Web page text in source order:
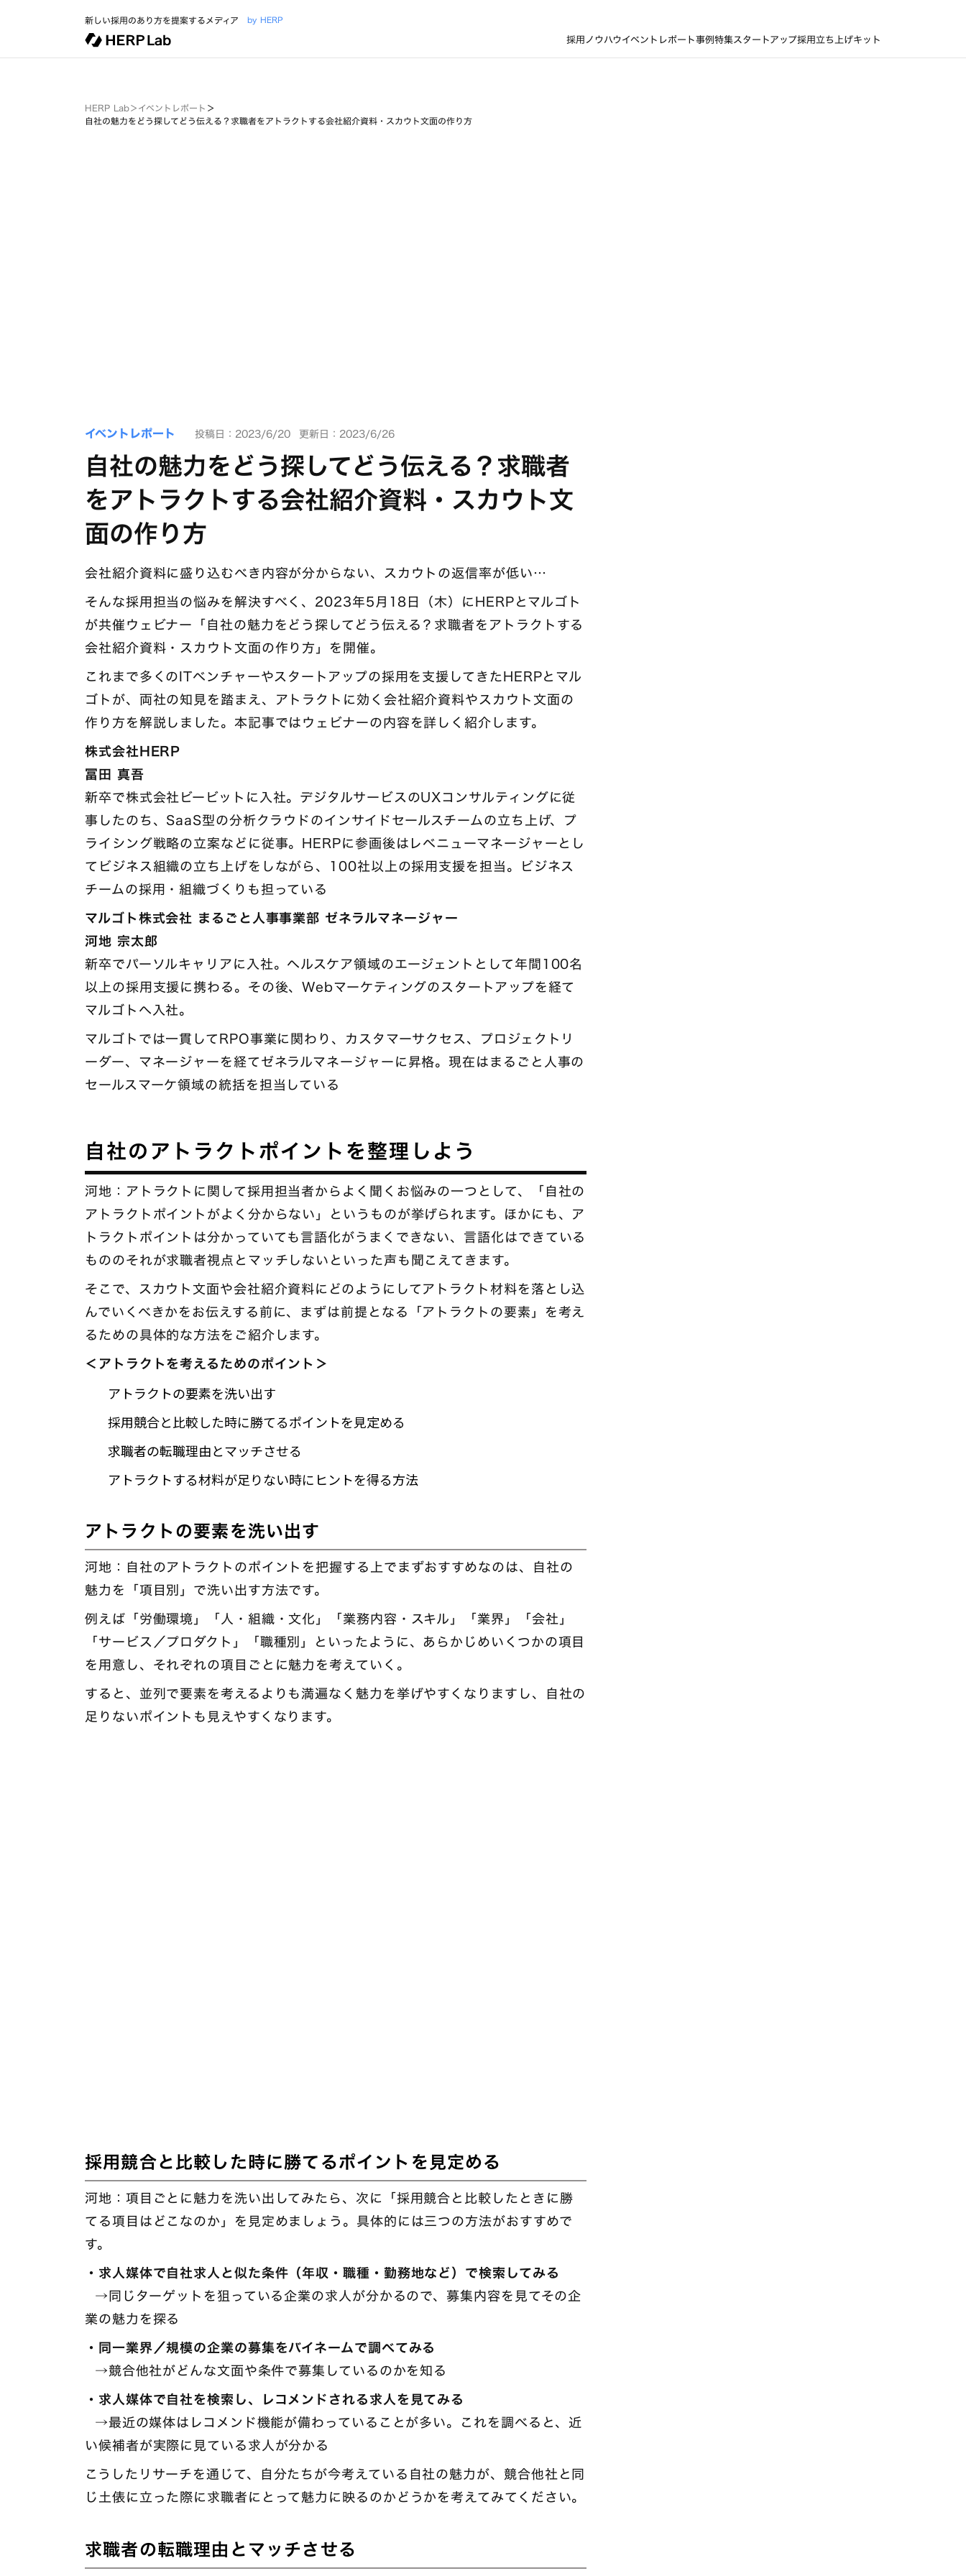
新しい採用のあり方を提案するメディア by HERP
採用ノウハウイベントレポート事例特集スタートアップ採用立ち上げキット
HERP Lab＞イベントレポート ＞
自社の魅力をどう探してどう伝える？求職者をアトラクトする会社紹介資料・スカウト文面の作り方
イベントレポート 投稿日：2023/6/20 更新日：2023/6/26
自社の魅力をどう探してどう伝える？求職者
をアトラクトする会社紹介資料・スカウト文
面の作り方
会社紹介資料に盛り込むべき内容が分からない、スカウトの返信率が低い…
そんな採用担当の悩みを解決すべく、2023年5月18日（木）にHERPとマルゴト
が共催ウェビナー「自社の魅力をどう探してどう伝える？求職者をアトラクトする
会社紹介資料・スカウト文面の作り方」を開催。
これまで多くのITベンチャーやスタートアップの採用を支援してきたHERPとマル
ゴトが、両社の知見を踏まえ、アトラクトに効く会社紹介資料やスカウト文面の
作り方を解説しました。本記事ではウェビナーの内容を詳しく紹介します。
株式会社HERP
冨田 真吾
新卒で株式会社ビービットに入社。デジタルサービスのUXコンサルティングに従
事したのち、SaaS型の分析クラウドのインサイドセールスチームの立ち上げ、プ
ライシング戦略の立案などに従事。HERPに参画後はレベニューマネージャーとし
てビジネス組織の立ち上げをしながら、100社以上の採用支援を担当。ビジネス
チームの採用・組織づくりも担っている
マルゴト株式会社 まるごと人事事業部 ゼネラルマネージャー
河地 宗太郎
新卒でパーソルキャリアに入社。ヘルスケア領域のエージェントとして年間100名
以上の採用支援に携わる。その後、Webマーケティングのスタートアップを経て
マルゴトへ入社。
マルゴトでは一貫してRPO事業に関わり、カスタマーサクセス、プロジェクトリ
ーダー、マネージャーを経てゼネラルマネージャーに昇格。現在はまるごと人事の
セールスマーケ領域の統括を担当している
自社のアトラクトポイントを整理しよう
河地：アトラクトに関して採用担当者からよく聞くお悩みの一つとして、「自社の
アトラクトポイントがよく分からない」というものが挙げられます。ほかにも、ア
トラクトポイントは分かっていても言語化がうまくできない、言語化はできている
もののそれが求職者視点とマッチしないといった声も聞こえてきます。
そこで、スカウト文面や会社紹介資料にどのようにしてアトラクト材料を落とし込
んでいくべきかをお伝えする前に、まずは前提となる「アトラクトの要素」を考え
るための具体的な方法をご紹介します。
＜アトラクトを考えるためのポイント＞
アトラクトの要素を洗い出す
採用競合と比較した時に勝てるポイントを見定める
求職者の転職理由とマッチさせる
アトラクトする材料が足りない時にヒントを得る方法
アトラクトの要素を洗い出す
河地：自社のアトラクトのポイントを把握する上でまずおすすめなのは、自社の
魅力を「項目別」で洗い出す方法です。
例えば「労働環境」「人・組織・文化」「業務内容・スキル」「業界」「会社」
「サービス／プロダクト」「職種別」といったように、あらかじめいくつかの項目
を用意し、それぞれの項目ごとに魅力を考えていく。
すると、並列で要素を考えるよりも満遍なく魅力を挙げやすくなりますし、自社の
足りないポイントも見えやすくなります。
採用競合と比較した時に勝てるポイントを見定める
河地：項目ごとに魅力を洗い出してみたら、次に「採用競合と比較したときに勝
てる項目はどこなのか」を見定めましょう。具体的には三つの方法がおすすめで
す。
・求人媒体で自社求人と似た条件（年収・職種・勤務地など）で検索してみる
→同じターゲットを狙っている企業の求人が分かるので、募集内容を見てその企
業の魅力を探る
・同一業界／規模の企業の募集をバイネームで調べてみる
→競合他社がどんな文面や条件で募集しているのかを知る
・求人媒体で自社を検索し、レコメンドされる求人を見てみる
→最近の媒体はレコメンド機能が備わっていることが多い。これを調べると、近
い候補者が実際に見ている求人が分かる
こうしたリサーチを通じて、自分たちが今考えている自社の魅力が、競合他社と同
じ土俵に立った際に求職者にとって魅力に映るのかどうかを考えてみてください。
求職者の転職理由とマッチさせる